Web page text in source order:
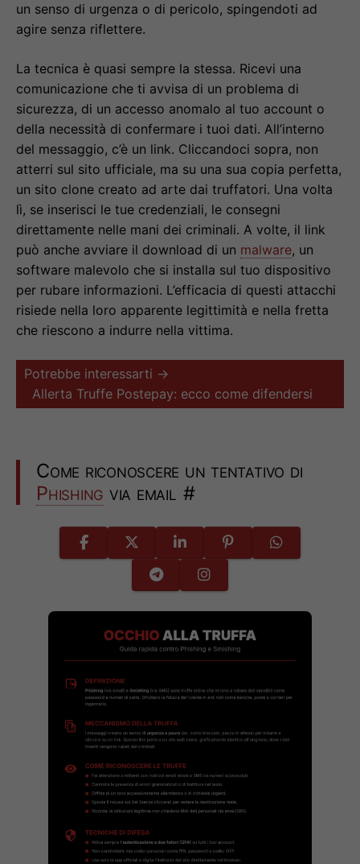
un senso di urgenza o di pericolo, spingendoti ad
agire senza riflettere.
La tecnica è quasi sempre la stessa. Ricevi una
comunicazione che ti avvisa di un problema di
sicurezza, di un accesso anomalo al tuo account o
della necessità di confermare i tuoi dati. All’interno
del messaggio, c’è un link. Cliccandoci sopra, non
atterri sul sito ufficiale, ma su una sua copia perfetta,
un sito clone creato ad arte dai truffatori. Una volta
lì, se inserisci le tue credenziali, le consegni
direttamente nelle mani dei criminali. A volte, il link
può anche avviare il download di un malware, un
software malevolo che si installa sul tuo dispositivo
per rubare informazioni. L’efficacia di questi attacchi
risiede nella loro apparente legittimità e nella fretta
che riescono a indurre nella vittima.
Potrebbe interessarti →
Allerta Truffe Postepay: ecco come difendersi
Come riconoscere un tentativo di
Phishing via email #